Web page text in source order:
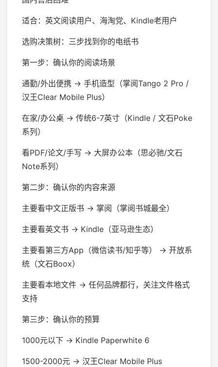
适合：英文阅读用户、海淘党、Kindle老用户
选购决策树：三步找到你的电纸书
第一步：确认你的阅读场景
通勤/外出便携 → 手机造型（掌阅Tango 2 Pro /
汉王Clear Mobile Plus）
在家/办公桌 → 传统6-7英寸（Kindle / 文石Poke
系列）
看PDF/论文/手写 → 大屏办公本（思必驰/文石
Note系列）
第二步：确认你的内容来源
主要看中文正版书 → 掌阅（掌阅书城最全）
主要看英文书 → Kindle（亚马逊生态）
主要看第三方App（微信读书/知乎等） → 开放系
统（文石Boox）
主要看本地文件 → 任何品牌都行，关注文件格式
支持
第三步：确认你的预算
1000元以下 → Kindle Paperwhite 6
1500-2000元 → 汉王Clear Mobile Plus